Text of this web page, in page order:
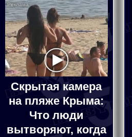
Скрытая камера
на пляже Крыма:
Что люди
вытворяют, когда